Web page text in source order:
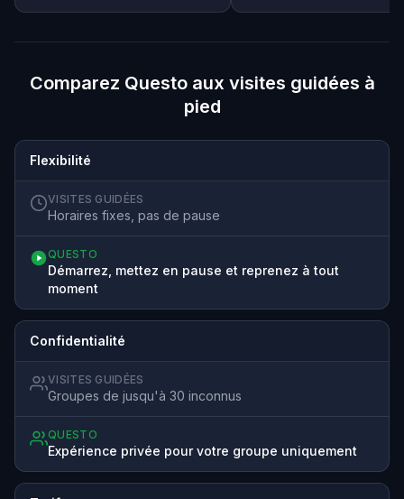
Comparez Questo aux visites guidées à
pied
Flexibilité
VISITES GUIDÉES
Horaires fixes, pas de pause
QUESTO
Démarrez, mettez en pause et reprenez à tout
moment
Confidentialité
VISITES GUIDÉES
Groupes de jusqu'à 30 inconnus
QUESTO
Expérience privée pour votre groupe uniquement